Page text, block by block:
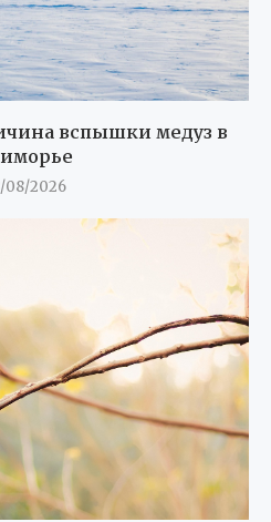
вспышки медуз в
08/2026